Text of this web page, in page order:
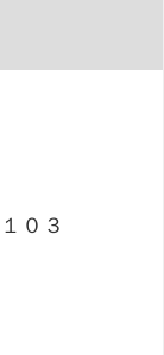
０３